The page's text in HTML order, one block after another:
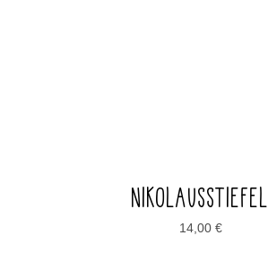
NIKOLAUSSTIEFEL
14,00 €